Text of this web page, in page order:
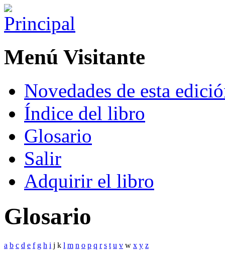
Menú Visitante
Novedades de esta
Índice del libro
Glosario
Salir
Adquirir el libro
Glosario
a b c d e f g h i j k l m n o p q r s t u v w x y z